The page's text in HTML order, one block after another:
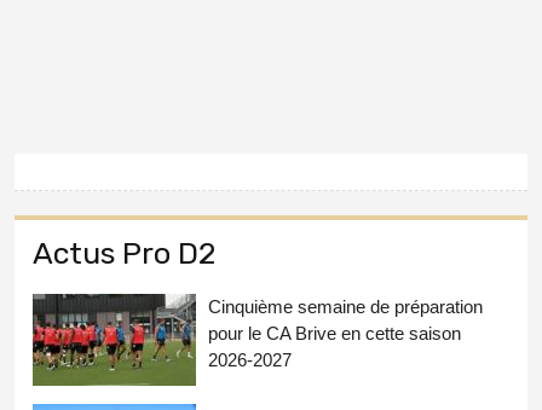
Actus Pro D2
Cinquième semaine de préparation
pour le CA Brive en cette saison
2026-2027